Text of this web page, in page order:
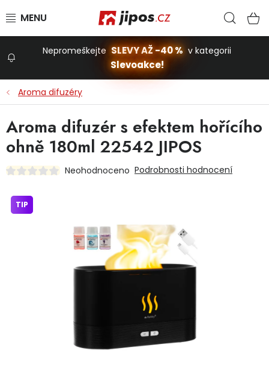
Stavba a dům
Domácnost
Nepromeškejte SLEVY AŽ -40 % v kategorii
Slevoakce!
Aroma difuzéry
Aroma difuzér s efektem hořícího
ohně 180ml 22542 JIPOS
Neohodnoceno Podrobnosti hodnocení
TIP